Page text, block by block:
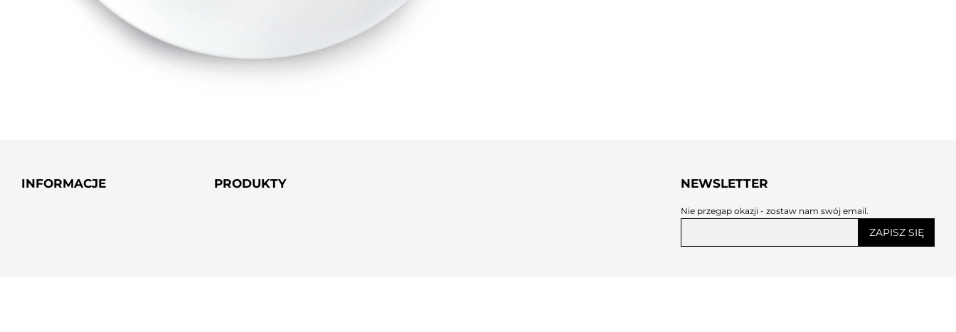
INFORMACJE PRODUKTY NEWSLETTER
Nie przegap okazji - zostaw nam swój email.
ZAPISZ SIĘ